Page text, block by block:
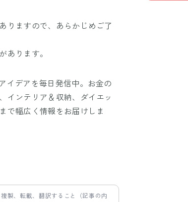
りますので、あらかじめご了
ります。
デアを毎日発信中。お金の
インテリア＆収納、ダイエッ
で幅広く情報をお届けしま
製、転載、翻訳すること（記事の内